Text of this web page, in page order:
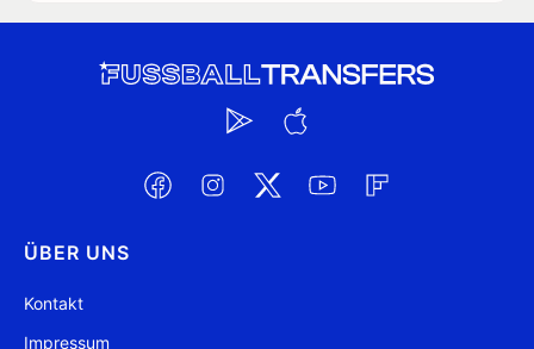
ÜBER UNS
Kontakt
Impressum